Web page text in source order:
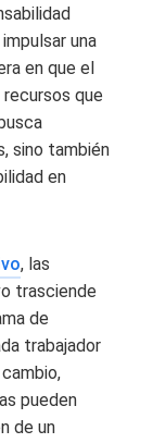
una
en que el
que
sino también
en
, las
trasciende
de
trabajador
pueden
de un